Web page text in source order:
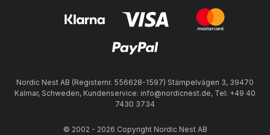
Nordic Nest AB (Registernr. 556628-1597) Stämpelvägen 3, 39470
Kalmar, Schweden, Kundenservice: info@nordicnest.de, Tel: +49 40
7430 3734
© 2002 - 2026 Copyright Nordic Nest AB